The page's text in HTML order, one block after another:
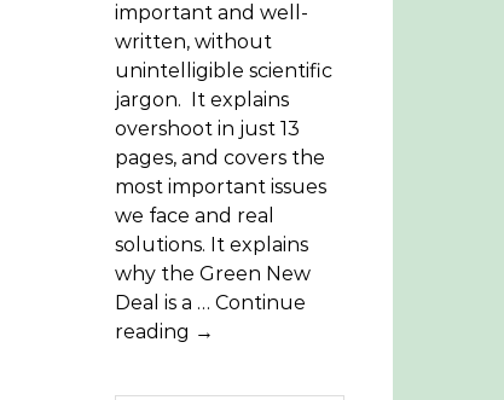
important and well-
written, without
unintelligible scientific
jargon. It explains
overshoot in just 13
pages, and covers the
most important issues
we face and real
solutions. It explains
why the Green New
Deal is a … Continue
reading →